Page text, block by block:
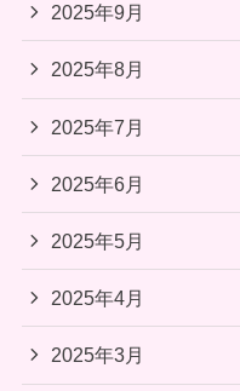
2025年9月
2025年8月
2025年7月
2025年6月
2025年5月
2025年4月
2025年3月